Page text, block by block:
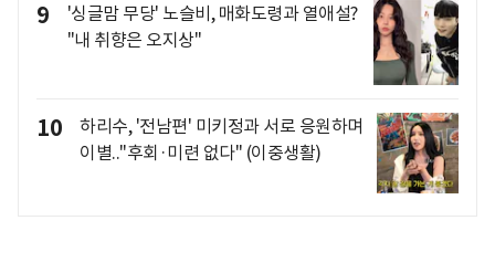
9
'싱글맘 무당' 노슬비, 매화도령과 열애설?
"내 취향은 오지상"
10
하리수, '전남편' 미키정과 서로 응원하며
이별.."후회·미련 없다" (이중생활)